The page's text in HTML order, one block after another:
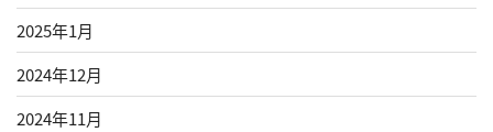
2025年1月
2024年12月
2024年11月